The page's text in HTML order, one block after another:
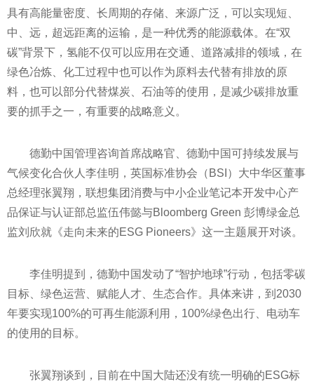
具有高能量密度、长周期的存储、来源广泛，可以实现短、
中、远，超远距离的运输，是一种优秀的能源载体。在“双
碳”背景下，氢能不仅可以应用在交通、道路减排的领域，在
绿色冶炼、化工过程中也可以作为原料去代替有排放的原
料，也可以部分代替煤炭、石油等的使用，是减少碳排放重
要的抓手之一，有重要的战略意义。
德勤中国管理咨询首席战略官、德勤中国可持续发展与
气候变化合伙人李佳明，英国标准协会（BSI）大中华区董事
总经理张翼翔，联想集团消费与中小企业笔记本开发中心产
品保证与认证部总监伍伟懿与Bloomberg Green 彭博绿金总
监刘欣就《走向未来的ESG Pioneers》这一主题展开对谈。
李佳明提到，德勤中国发动了“智护地球”行动，包括零碳
目标、绿色运营、赋能人才、生态合作。具体来讲，到2030
年要实现100%的可再生能源利用，100%绿色出行、电动车
的使用的目标。
张翼翔谈到，目前在中国大陆还没有统一明确的ESG标